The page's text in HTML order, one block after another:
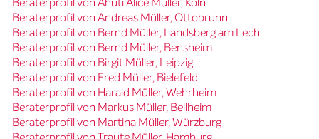
Beraterprofil von Andreas Müller, Ottobrunn
Beraterprofil von Bernd Müller, Landsberg am Lech
Beraterprofil von Bernd Müller, Bensheim
Beraterprofil von Birgit Müller, Leipzig
Beraterprofil von Fred Müller, Bielefeld
Beraterprofil von Harald Müller, Wehrheim
Beraterprofil von Markus Müller, Bellheim
Beraterprofil von Martina Müller, Würzburg